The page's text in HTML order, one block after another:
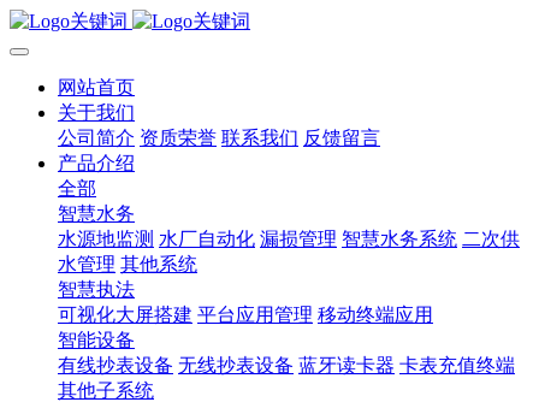
网站首页
关于我们
公司简介 资质荣誉 联系我们 反馈留言
产品介绍
全部
智慧水务
水源地监测 水厂自动化 漏损管理 智慧水务系统 二次供
水管理 其他系统
智慧执法
可视化大屏搭建 平台应用管理 移动终端应用
智能设备
有线抄表设备 无线抄表设备 蓝牙读卡器 卡表充值终端
其他子系统